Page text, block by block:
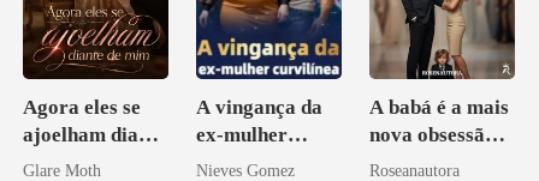
Agora eles se
ajoelham diante
de mim
Glare Moth
A vingança da
ex-mulher
curvilínea
Nieves Gomez
A babá é a mais
nova obsessão
do CEO
Roseanautora